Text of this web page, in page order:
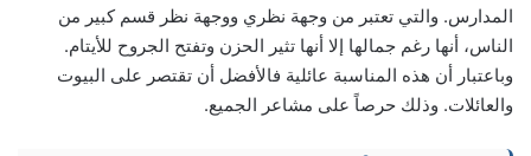
المدارس. والتي تعتبر من وجهة نظري ووجهة نظر قسم كبير من
الناس، أنها رغم جمالها إلا أنها تثير الحزن وتفتح الجروح للأيتام.
وباعتبار أن هذه المناسبة عائلية فالأفضل أن تقتصر على البيوت
والعائلات. وذلك حرصاً على مشاعر الجميع.